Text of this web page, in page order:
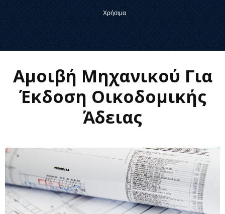
Χρήσιμα
Αμοιβή Μηχανικού Για
Έκδοση Οικοδομικής
Άδειας